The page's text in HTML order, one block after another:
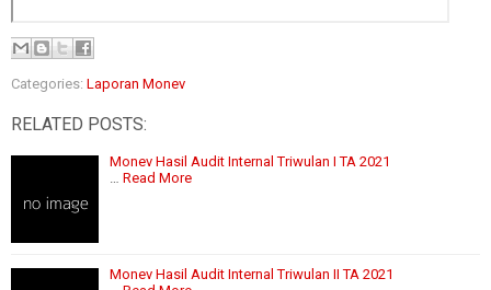
Categories: Laporan Monev
RELATED POSTS:
Monev Hasil Audit Internal Triwulan I TA 2021
Read More
Monev Hasil Audit Internal Triwulan II TA 2021